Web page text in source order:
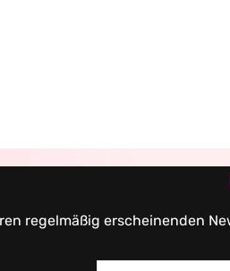
regelmäßig erscheinenden